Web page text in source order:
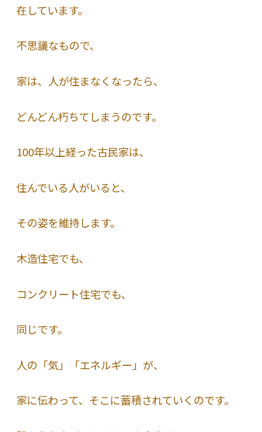
在しています。
不思議なもので、
家は、人が住まなくなったら、
どんどん朽ちてしまうのです。
100年以上経った古民家は、
住んでいる人がいると、
その姿を維持します。
木造住宅でも、
コンクリート住宅でも、
同じです。
人の「気」「エネルギー」が、
家に伝わって、そこに蓄積されていくのです。